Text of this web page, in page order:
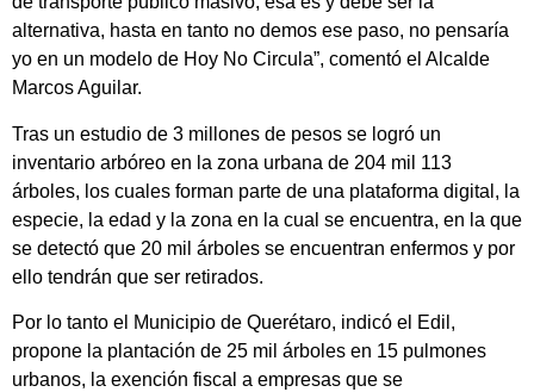
alternativa, hasta en tanto no demos ese paso, no pensaría
yo en un modelo de Hoy No Circula”, comentó el Alcalde
Marcos Aguilar.
Tras un estudio de 3 millones de pesos se logró un
inventario arbóreo en la zona urbana de 204 mil 113
árboles, los cuales forman parte de una plataforma digital, la
especie, la edad y la zona en la cual se encuentra, en la que
se detectó que 20 mil árboles se encuentran enfermos y por
ello tendrán que ser retirados.
Por lo tanto el Municipio de Querétaro, indicó el Edil,
propone la plantación de 25 mil árboles en 15 pulmones
urbanos, la exención fiscal a empresas que se